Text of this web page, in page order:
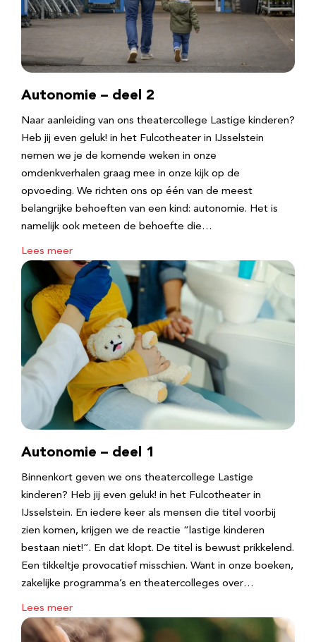
Autonomie – deel 2
Naar aanleiding van ons theatercollege Lastige kinderen?
Heb jij even geluk! in het Fulcotheater in IJsselstein
nemen we je de komende weken in onze
omdenkverhalen graag mee in onze kijk op de
opvoeding. We richten ons op één van de meest
belangrijke behoeften van een kind: autonomie. Het is
namelijk ook meteen de behoefte die…
Lees meer
Autonomie – deel 1
Binnenkort geven we ons theatercollege Lastige
kinderen? Heb jij even geluk! in het Fulcotheater in
IJsselstein. En iedere keer als mensen die titel voorbij
zien komen, krijgen we de reactie “lastige kinderen
bestaan niet!”. En dat klopt. De titel is bewust prikkelend.
Een tikkeltje provocatief misschien. Want in onze boeken,
zakelijke programma’s en theatercolleges over…
Lees meer